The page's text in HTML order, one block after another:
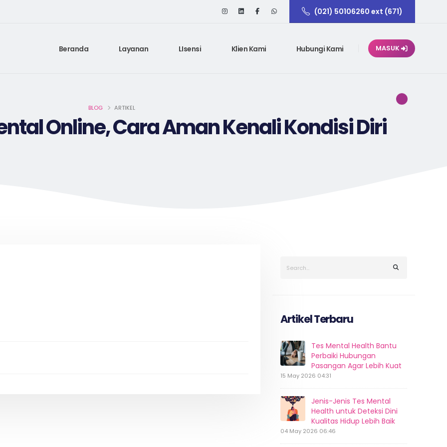
(021) 50106260 ext (671)
Beranda Layanan LIsensi Klien Kami Hubungi Kami MASUK
BLOG ARTIKEL
Online, Cara Aman Kenali Kondisi Diri
Artikel Terbaru
Tes Mental Health Bantu
Perbaiki Hubungan
Pasangan Agar Lebih Kuat
15 May 2026 04:31
Jenis-Jenis Tes Mental
Health untuk Deteksi Dini
Kualitas Hidup Lebih Baik
04 May 2026 06:46